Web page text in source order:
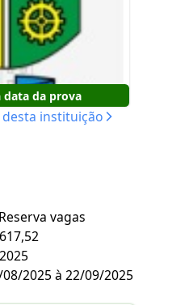
data da prova
instituição
vagas
2025 à 22/09/2025